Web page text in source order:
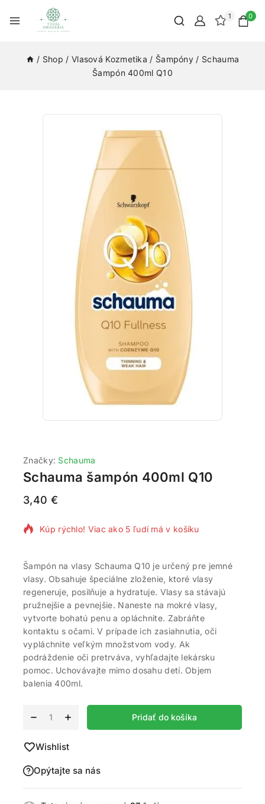
1 0
/ Shop / Vlasová Kozmetika / Šampóny / Schauma
Šampón 400ml Q10
Značky: Schauma
Schauma šampón 400ml Q10
3,40 €
7 produktov predaných za poslednú 1 hodinu
Kúp rýchlo! Viac ako 5 ľudí má v košíku
Šampón na vlasy Schauma Q10 je určený pre jemné
vlasy. Obsahuje špeciálne zloženie, ktoré vlasy
regeneruje, posilňuje a hydratuje. Vlasy sa stávajú
pružnejšie a pevnejšie. Naneste na mokré vlasy,
vytvorte bohatú penu a opláchnite. Zabráňte
kontaktu s očami. V prípade ich zasiahnutia, oči
vypláchnite veľkým množstvom vody. Ak
podráždenie oči pretrváva, vyhľadajte lekársku
pomoc. Uchovávajte mimo dosahu detí. Objem
balenia 400ml.
Pridať do košíka
Wishlist
Opýtajte sa nás